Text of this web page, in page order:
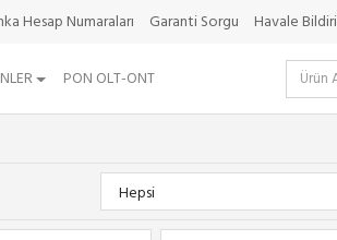
Hesap Numaraları Garanti Sorgu Havale
PON OLT-ONT